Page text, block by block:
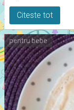
Citeste tot
pentru bebe